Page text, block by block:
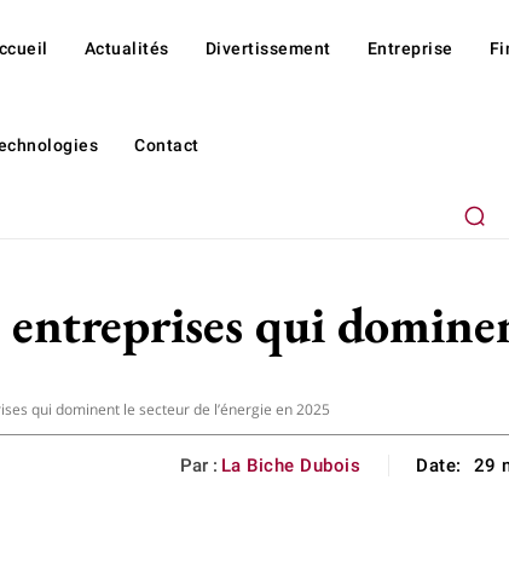
Actualités Divertissement Entreprise
Contact
qui
qui dominent le secteur de l’énergie en 2025
Par : La Biche Dubois Date: 29